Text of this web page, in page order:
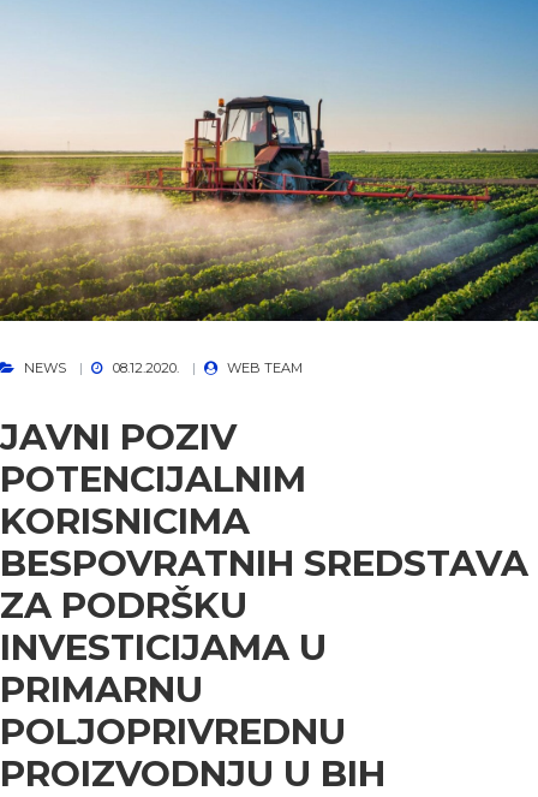
NEWS 08.12.2020. WEB TEAM
JAVNI POZIV
POTENCIJALNIM
KORISNICIMA
BESPOVRATNIH SREDSTAVA
ZA PODRŠKU
INVESTICIJAMA U
PRIMARNU
POLJOPRIVREDNU
PROIZVODNJU U BIH